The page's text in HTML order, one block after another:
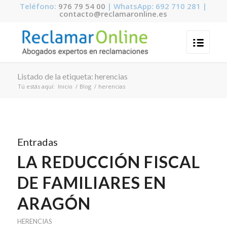
Teléfono: 976 79 54 00 | WhatsApp: 692 710 281 |
contacto@reclamaronline.es
Listado de la etiqueta: herencias
Tú estás aquí: Inicio / Blog / herencias
Entradas
LA REDUCCIÓN FISCAL
DE FAMILIARES EN
ARAGÓN
HERENCIAS